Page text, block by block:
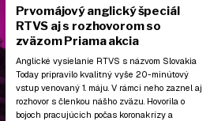
Prvomájový anglický špeciál
RTVS aj s rozhovorom so
zväzom Priama akcia
Anglické vysielanie RTVS s názvom Slovakia
Today pripravilo kvalitný vyše 20-minútový
vstup venovaný 1. máju. V rámci neho zaznel aj
rozhovor s členkou nášho zväzu. Hovorila o
bojoch pracujúcich počas koronakrízy a